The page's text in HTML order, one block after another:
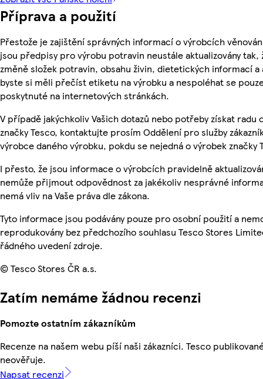
Příprava a použití
Přestože je zajištění správných informací o výrobcích
jsou předpisy pro výrobu potravin neustále aktualizovány tak,
změně složek potravin, obsahu živin, dietetických informací a
byste si měli přečíst etiketu na výrobku a nespoléhat se
poskytnuté na internetových stránkách.
V případě jakýchkoliv Vašich dotazů nebo potřeby získat radu
značky Tesco, kontaktujte prosím Oddělení pro služby
výrobce daného výrobku, pokdu se nejedná o výrobek značky
I přesto, že jsou informace o výrobcích pravidelně
nemůže přijmout odpovědnost za jakékoliv nesprávné
nemá vliv na Vaše práva dle zákona.
Tyto informace jsou podávány pouze pro osobní použití a
reprodukovány bez předchozího souhlasu Tesco Stores
řádného uvedení zdroje.
© Tesco Stores ČR a.s.
Zatím nemáme žádnou recenzi
Pomozte ostatním zákazníkům
Recenze na našem webu píší naši zákazníci. Tesco
neověřuje.
Napsat recenzi